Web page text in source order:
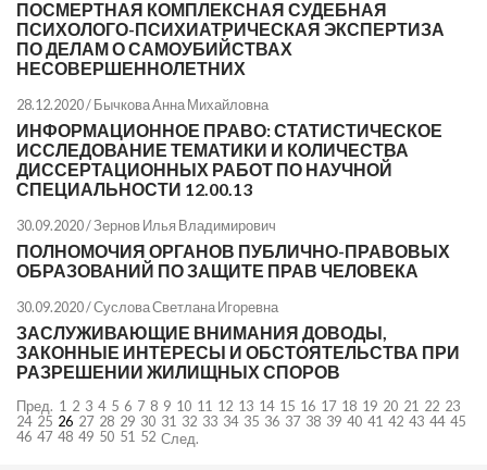
ПОСМЕРТНАЯ КОМПЛЕКСНАЯ СУДЕБНАЯ
ПСИХОЛОГО-ПСИХИАТРИЧЕСКАЯ ЭКСПЕРТИЗА
ПО ДЕЛАМ О САМОУБИЙСТВАХ
НЕСОВЕРШЕННОЛЕТНИХ
28.12.2020 /Бычкова Анна Михайловна
ИНФОРМАЦИОННОЕ ПРАВО: СТАТИСТИЧЕСКОЕ
ИССЛЕДОВАНИЕ ТЕМАТИКИ И КОЛИЧЕСТВА
ДИССЕРТАЦИОННЫХ РАБОТ ПО НАУЧНОЙ
СПЕЦИАЛЬНОСТИ 12.00.13
30.09.2020 /Зернов Илья Владимирович
ПОЛНОМОЧИЯ ОРГАНОВ ПУБЛИЧНО-ПРАВОВЫХ
ОБРАЗОВАНИЙ ПО ЗАЩИТЕ ПРАВ ЧЕЛОВЕКА
30.09.2020 /Суслова Светлана Игоревна
ЗАСЛУЖИВАЮЩИЕ ВНИМАНИЯ ДОВОДЫ,
ЗАКОННЫЕ ИНТЕРЕСЫ И ОБСТОЯТЕЛЬСТВА ПРИ
РАЗРЕШЕНИИ ЖИЛИЩНЫХ СПОРОВ
Пред. 1 2 3 4 5 6 7 8 9 10 11 12 13 14 15 16 17 18 19 20 21 22 23
24 25 26 27 28 29 30 31 32 33 34 35 36 37 38 39 40 41 42 43 44 45
46 47 48 49 50 51 52 След.